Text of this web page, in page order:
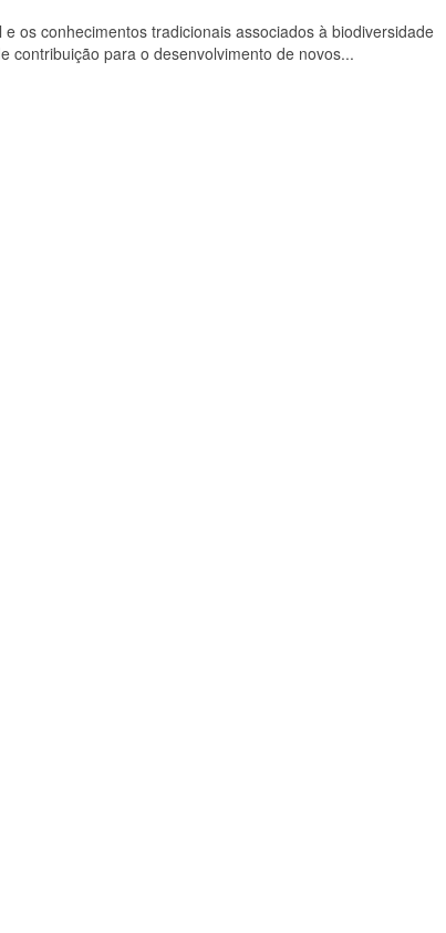
os conhecimentos tradicionais associados à biodiversidade
contribuição para o desenvolvimento de novos...